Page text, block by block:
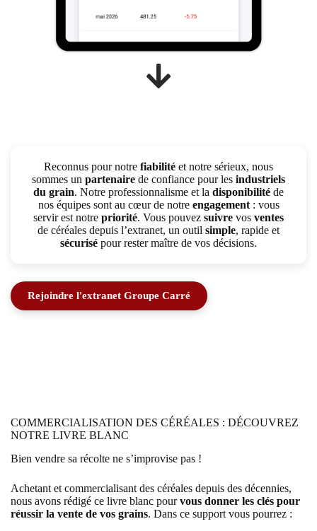
Reconnus pour notre fiabilité et notre sérieux, nous
sommes un partenaire de confiance pour les industriels
du grain. Notre professionnalisme et la disponibilité de
nos équipes sont au cœur de notre engagement: vous
servir est notre priorité. Vous pouvez suivre vos ventes
de céréales depuis l’extranet, un outil simple, rapide et
sécurisé pour rester maître de vos décisions.
Rejoindre l'extranet Groupe Carré
COMMERCIALISATION DES CÉRÉALES : DÉCOUVREZ
NOTRE LIVRE BLANC
Bien vendre sa récolte ne s’improvise pas !
Achetant et commercialisant des céréales depuis des décennies,
nous avons rédigé ce livre blanc pourvous donner les clés pour
réussir la vente de vos grains. Dans ce support vous pourrez :